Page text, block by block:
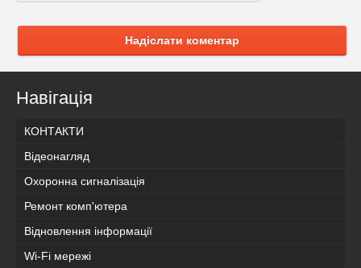
Надіслати коментар
Навігація
КОНТАКТИ
Відеонагляд
Охоронна сигналізація
Ремонт комп'ютера
Відновлення інформації
Wi-Fi мережі